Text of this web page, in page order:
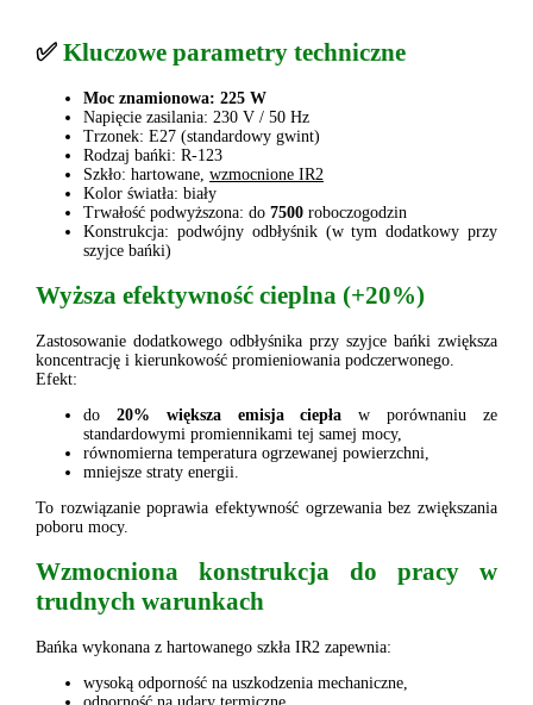
✅ Kluczowe parametry techniczne
Moc znamionowa: 225 W
Napięcie zasilania: 230 V / 50 Hz
Trzonek: E27 (standardowy gwint)
Rodzaj bańki: R-123
Szkło: hartowane, wzmocnione IR2
Kolor światła: biały
Trwałość podwyższona: do 7500 roboczogodzin
Konstrukcja: podwójny odbłyśnik (w tym dodatkowy przy
szyjce bańki)
Wyższa efektywność cieplna (+20%)
Zastosowanie dodatkowego odbłyśnika przy szyjce bańki zwiększa
koncentrację i kierunkowość promieniowania podczerwonego.
Efekt:
do 20% większa emisja ciepła w porównaniu ze
standardowymi promiennikami tej samej mocy,
równomierna temperatura ogrzewanej powierzchni,
mniejsze straty energii.
To rozwiązanie poprawia efektywność ogrzewania bez zwiększania
poboru mocy.
Wzmocniona konstrukcja do pracy w
trudnych warunkach
Bańka wykonana z hartowanego szkła IR2 zapewnia:
wysoką odporność na uszkodzenia mechaniczne,